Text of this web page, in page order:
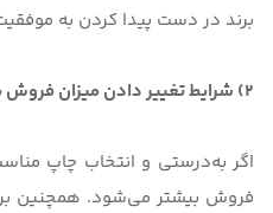
برند در دست پیدا کردن به
2) شرایط تغییر دادن میزان فروش با لیبل امکان‌پذیر است؟
اگر به‌درستی و انتخاب چاپ
فروش بیشتر می‌شود. همچنین